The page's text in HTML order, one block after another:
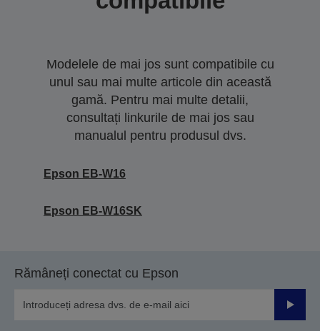
Modelele de mai jos sunt compatibile cu
unul sau mai multe articole din această
gamă. Pentru mai multe detalii,
consultați linkurile de mai jos sau
manualul pentru produsul dvs.
Epson EB-W16
Epson EB-W16SK
Rămâneți conectat cu Epson